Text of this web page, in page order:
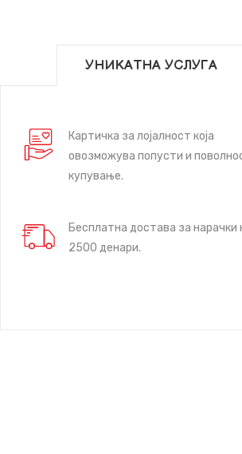
УНИКАТНА УСЛУГА
Картичка за лојалност која
овозможува попусти и
купување.
Бесплатна достава за нарачки
2500 денари.